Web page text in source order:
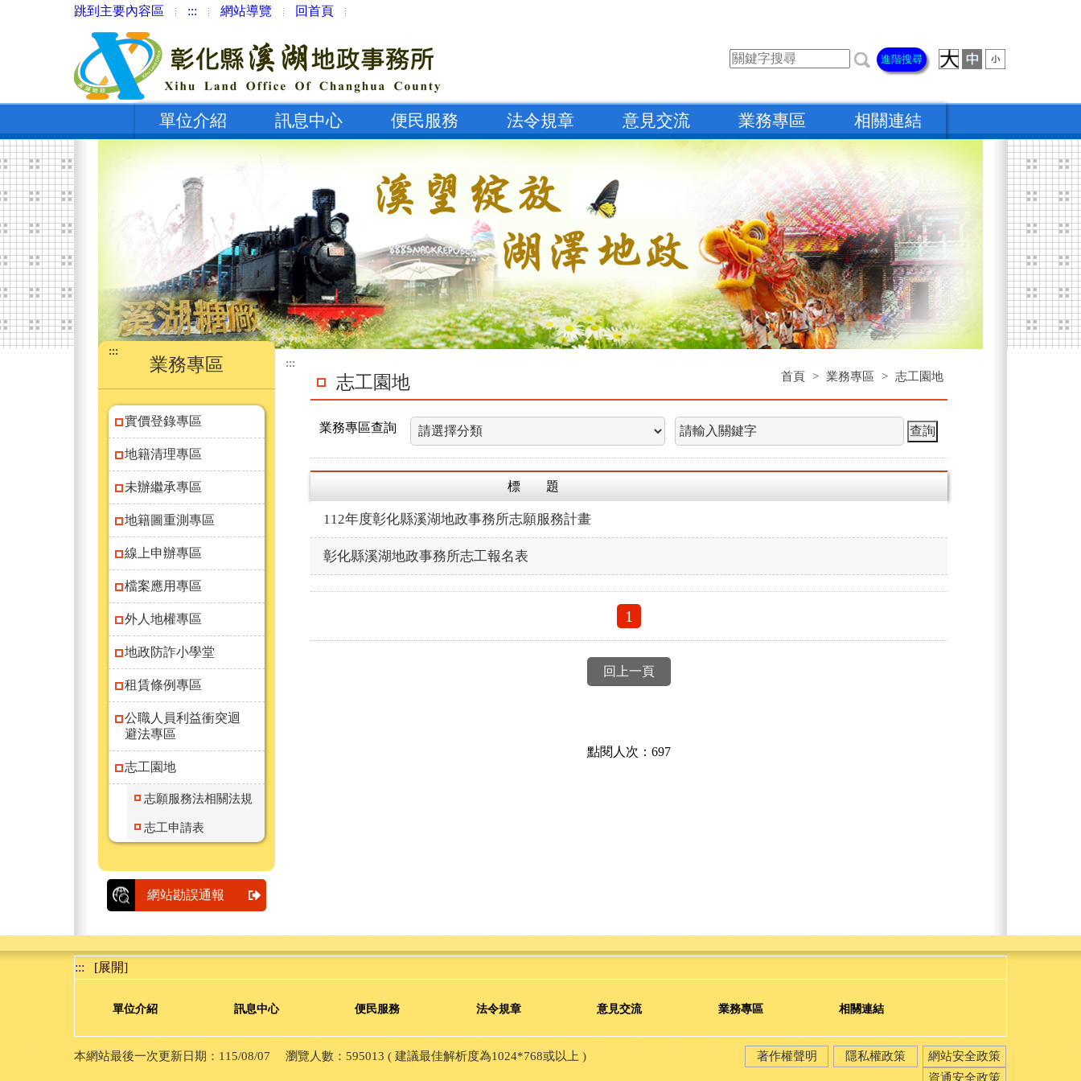
跳到主要內容區 ::: 網站導覽 回首頁
進階搜尋
單位介紹 訊息中心 便民服務 法令規章 意見交流 業務專區 相關連結
:::
業務專區
實價登錄專區
地籍清理專區
未辦繼承專區
地籍圖重測專區
線上申辦專區
檔案應用專區
外人地權專區
地政防詐小學堂
租賃條例專區
公職人員利益衝突迴
避法專區
志工園地
志願服務法相關法規
志工申請表
網站勘誤通報
:::
首頁 > 業務專區 > 志工園地
志工園地
業務專區查詢
標 題
112年度彰化縣溪湖地政事務所志願服務計畫
彰化縣溪湖地政事務所志工報名表
1
回上一頁
點閱人次：697
::: [展開]
單位介紹 訊息中心 便民服務 法令規章 意見交流 業務專區 相關連結
本網站最後一次更新日期：115/08/07 瀏覽人數：595013 ( 建議最佳解析度為1024*768或以上 ) 著作權聲明 隱私權政策
網站安全政策
資通安全政策